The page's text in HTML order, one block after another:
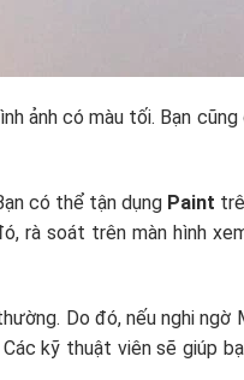
ảnh có màu tối. Bạn
có thể tận dụng Paint
rà soát trên màn hình
Do đó, nếu nghi ngờ
kỹ thuật viên sẽ giúp